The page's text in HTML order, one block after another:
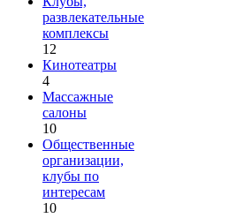
развлекательные
комплексы
12
Кинотеатры
4
Массажные
салоны
10
Общественные
организации,
клубы по
интересам
10